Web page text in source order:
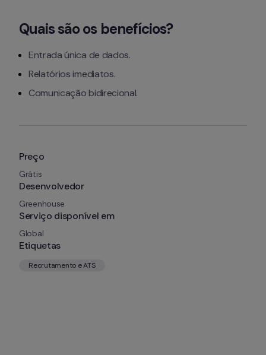
Preço
Grátis
Desenvolvedor
Greenhouse
Serviço disponível em
Global
Etiquetas
Recrutamento e ATS
Quais são os benefícios?
Entrada única de dados.
Relatórios imediatos.
Comunicação bidirecional.